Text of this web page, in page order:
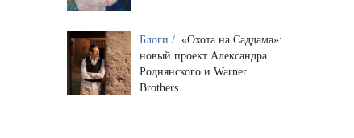
Блоги / «Охота на Саддама»:
новый проект Александра
Роднянского и Warner
Brothers